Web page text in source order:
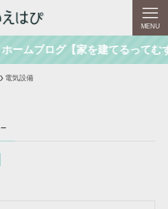
MENU
ームブログ【家を建てるってむ
電気設備